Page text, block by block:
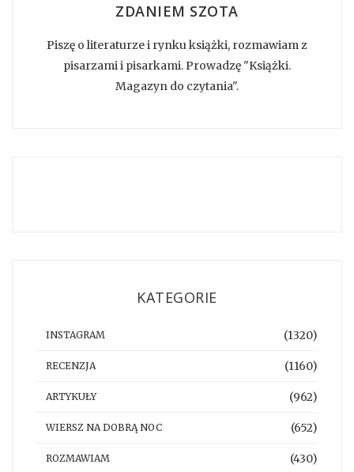
ZDANIEM SZOTA
Piszę o literaturze i rynku książki, rozmawiam z
pisarzami i pisarkami. Prowadzę "Książki.
Magazyn do czytania".
KATEGORIE
INSTAGRAM (1320)
RECENZJA (1160)
ARTYKUŁY (962)
WIERSZ NA DOBRĄ NOC (652)
ROZMAWIAM (430)